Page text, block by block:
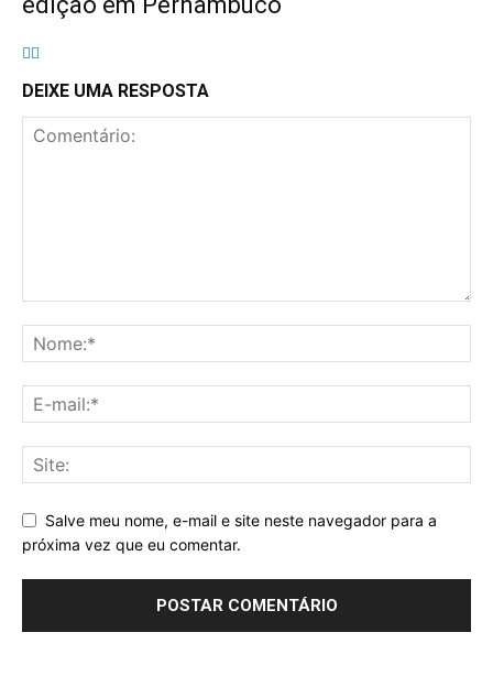
DEIXE UMA RESPOSTA
Salve meu nome, e-mail e site neste navegador para a
próxima vez que eu comentar.